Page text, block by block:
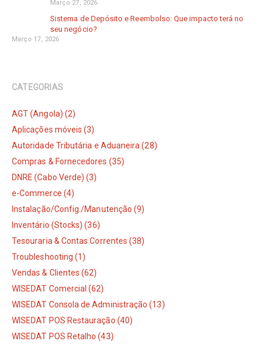
Março 27, 2026
Sistema de Depósito e Reembolso: Que impacto terá no
seu negócio?
Março 17, 2026
CATEGORIAS
AGT (Angola) (2)
Aplicações móveis (3)
Autoridade Tributária e Aduaneira (28)
Compras & Fornecedores (35)
DNRE (Cabo Verde) (3)
e-Commerce (4)
Instalação/Config./Manutenção (9)
Inventário (Stocks) (36)
Tesouraria & Contas Correntes (38)
Troubleshooting (1)
Vendas & Clientes (62)
WISEDAT Comercial (62)
WISEDAT Consola de Administração (13)
WISEDAT POS Restauração (40)
WISEDAT POS Retalho (43)